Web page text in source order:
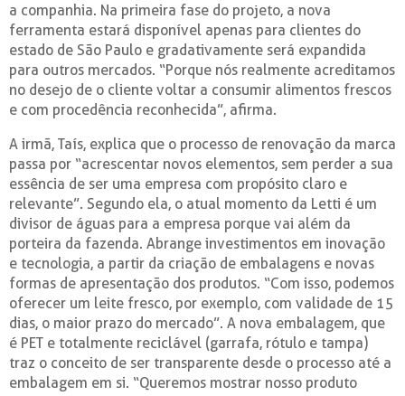
a companhia. Na primeira fase do projeto, a nova
ferramenta estará disponível apenas para clientes do
estado de São Paulo e gradativamente será expandida
para outros mercados. “Porque nós realmente acreditamos
no desejo de o cliente voltar a consumir alimentos frescos
e com procedência reconhecida”, afirma.
A irmã, Taís, explica que o processo de renovação da marca
passa por “acrescentar novos elementos, sem perder a sua
essência de ser uma empresa com propósito claro e
relevante”. Segundo ela, o atual momento da Letti é um
divisor de águas para a empresa porque vai além da
porteira da fazenda. Abrange investimentos em inovação
e tecnologia, a partir da criação de embalagens e novas
formas de apresentação dos produtos. “Com isso, podemos
oferecer um leite fresco, por exemplo, com validade de 15
dias, o maior prazo do mercado”. A nova embalagem, que
é PET e totalmente reciclável (garrafa, rótulo e tampa)
traz o conceito de ser transparente desde o processo até a
embalagem em si. “Queremos mostrar nosso produto